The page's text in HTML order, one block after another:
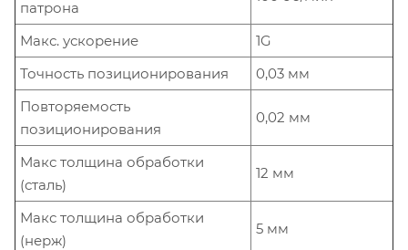
патрона
Макс. ускорение
1G
Точность позиционирования
0,03 мм
Повторяемость
позиционирования
0,02 мм
Макс толщина обработки
(сталь)
12 мм
Макс толщина обработки
(нерж)
5 мм